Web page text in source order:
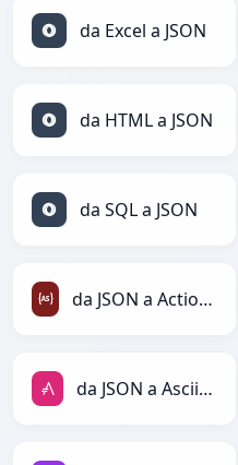
da Excel a JSON
da HTML a JSON
da SQL a JSON
da JSON a ActionScript
da JSON a AsciiDoc